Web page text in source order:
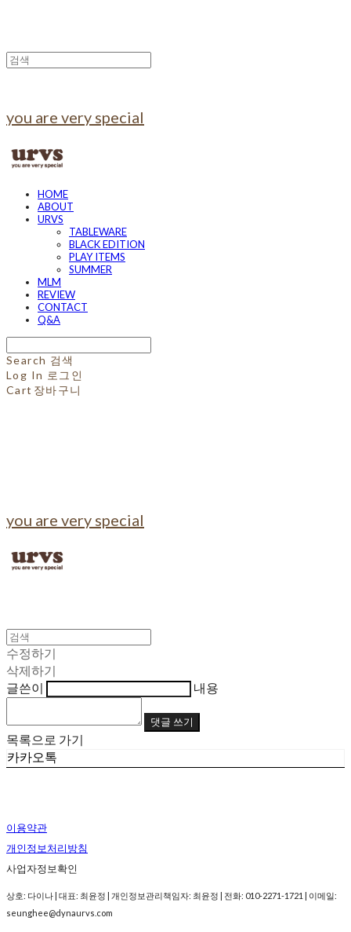
you are very special
HOME
ABOUT
URVS
TABLEWARE
BLACK EDITION
PLAY ITEMS
SUMMER
MLM
REVIEW
CONTACT
Q&A
Search 검색
Log In 로그인
Cart 장바구니
you are very special
수정하기
삭제하기
글쓴이
내용
댓글 쓰기
목록으로 가기
카카오톡
이용약관
개인정보처리방침
사업자정보확인
상호: 다이나 | 대표: 최윤정 | 개인정보관리책임자: 최윤정 | 전화: 010-2271-1721 | 이메일:
seunghee@dynaurvs.com